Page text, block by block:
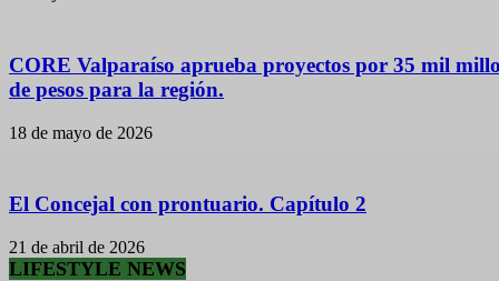
CORE Valparaíso aprueba proyectos por 35 mil
de pesos para la región.
18 de mayo de 2026
El Concejal con prontuario. Capítulo 2
21 de abril de 2026
LIFESTYLE NEWS